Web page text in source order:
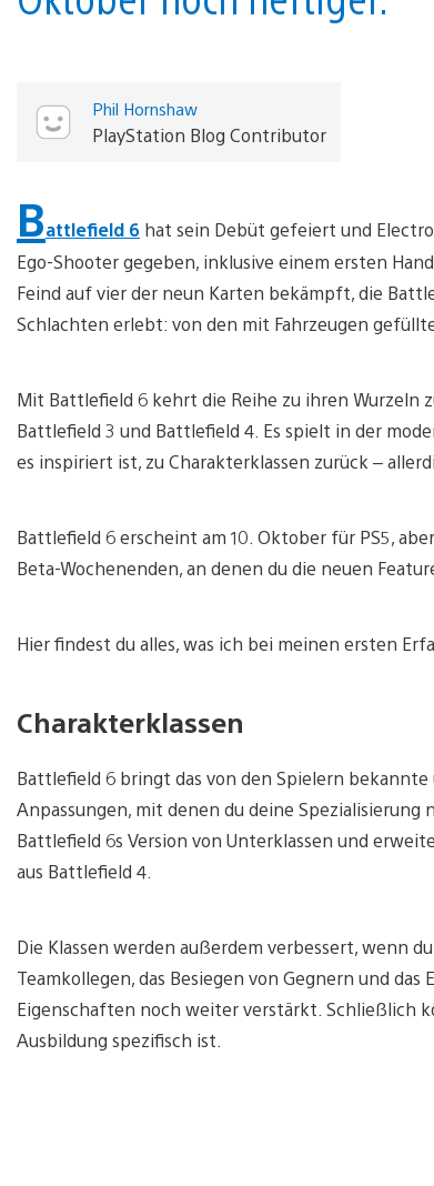
Phil Hornshaw
PlayStation Blog Contributor
Battlefield 6 hat sein Debüt gefeiert und
Ego-Shooter gegeben, inklusive einem ersten
Feind auf vier der neun Karten bekämpft, die
Schlachten erlebt: von den mit Fahrzeugen
Mit Battlefield 6 kehrt die Reihe zu ihren Wurzeln
Battlefield 3 und Battlefield 4. Es spielt in der
es inspiriert ist, zu Charakterklassen zurück –
Battlefield 6 erscheint am 10. Oktober für PS5,
Beta-Wochenenden, an denen du die neuen
Hier findest du alles, was ich bei meinen ersten
Charakterklassen
Battlefield 6 bringt das von den Spielern
Anpassungen, mit denen du deine
Battlefield 6s Version von Unterklassen und
aus Battlefield 4.
Die Klassen werden außerdem verbessert, wenn
Teamkollegen, das Besiegen von Gegnern und
Eigenschaften noch weiter verstärkt. Schließlich
Ausbildung spezifisch ist.